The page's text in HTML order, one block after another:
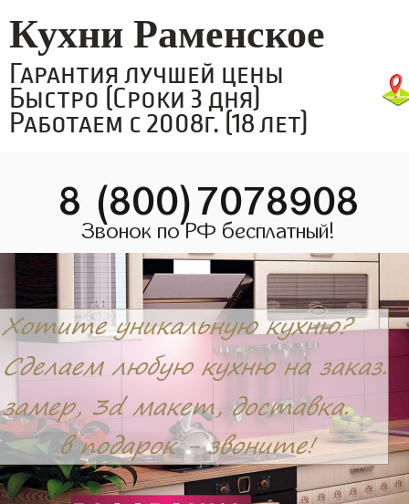
Кухни Раменское
Гарантия лучшей цены
Быстро (Сроки 3 дня)
Работаем с 2008г. (18 лет)
8 (800)7078908
Звонок по РФ бесплатный!